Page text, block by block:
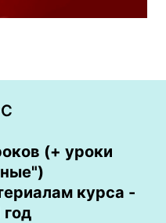
about life in all its
people.
(+ уроки
курса -
год